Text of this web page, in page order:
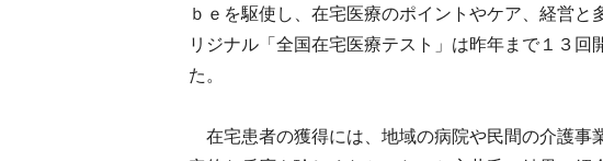
ｂｅを駆使し、在宅医療のポイントやケア、経営
リジナル「全国在宅医療テスト」は昨年まで１３回
た。
在宅患者の獲得には、地域の病院や民間の介護事